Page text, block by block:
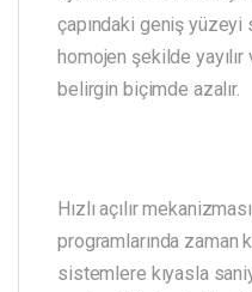
çapındaki geniş yüzeyi
homojen şekilde
belirgin biçimde azalır.
Hızlı açılır
programlarında zaman
sistemlere kıyasla